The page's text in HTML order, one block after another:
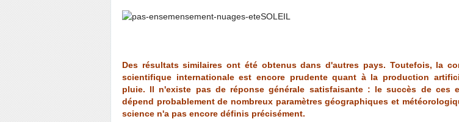
Des résultats similaires ont été obtenus dans d'autres pays. Toutefois, la
scientifique internationale est encore prudente quant à la production
pluie. Il n'existe pas de réponse générale satisfaisante : le succès de ces
dépend probablement de nombreux paramètres géographiques et
science n'a pas encore définis précisément.